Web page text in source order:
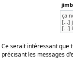
ça
[...]
[...]
Ce serait intéressant que
précisant les messages